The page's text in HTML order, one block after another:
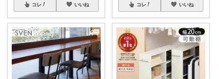
コレ いいね コレ いいね